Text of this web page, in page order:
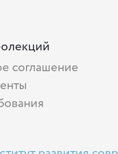
соглашение